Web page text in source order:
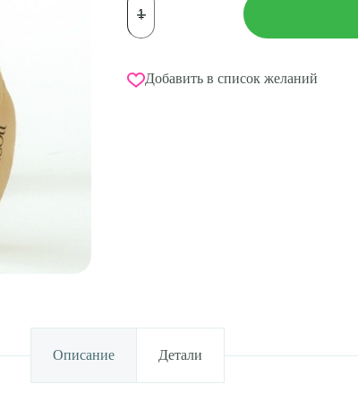
товара
Полутапочки
CHACOTT
M
(36-
Добавить в список желаний
Описание Детали